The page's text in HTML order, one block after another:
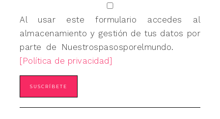
Al usar este formulario accedes al
almacenamiento y gestión de tus datos por
parte de Nuestrospasosporelmundo.
[Política de privacidad]